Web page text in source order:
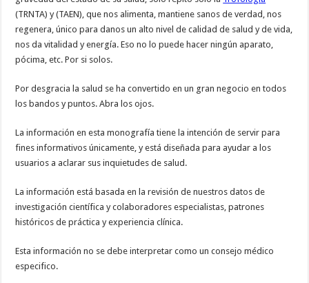
(TRNTA) y (TAEN), que nos alimenta, mantiene sanos de verdad, nos
regenera, único para danos un alto nivel de calidad de salud y de vida,
nos da vitalidad y energía. Eso no lo puede hacer ningún aparato,
pócima, etc. Por si solos.
Por desgracia la salud se ha convertido en un gran negocio en todos
los bandos y puntos. Abra los ojos.
La información en esta monografía tiene la intención de servir para
fines informativos únicamente, y está diseñada para ayudar a los
usuarios a aclarar sus inquietudes de salud.
La información está basada en la revisión de nuestros datos de
investigación científica y colaboradores especialistas, patrones
históricos de práctica y experiencia clínica.
Esta información no se debe interpretar como un consejo médico
especifico.